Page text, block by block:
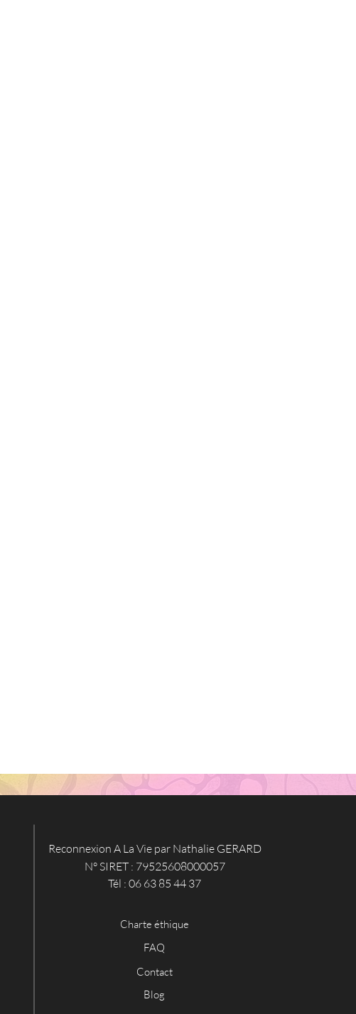
Reconnexion A La Vie par Nathalie GERARD
N° SIRET : 79525608000057
Tél : 06 63 85 44 37
Charte éthique
FAQ
Contact
Blog